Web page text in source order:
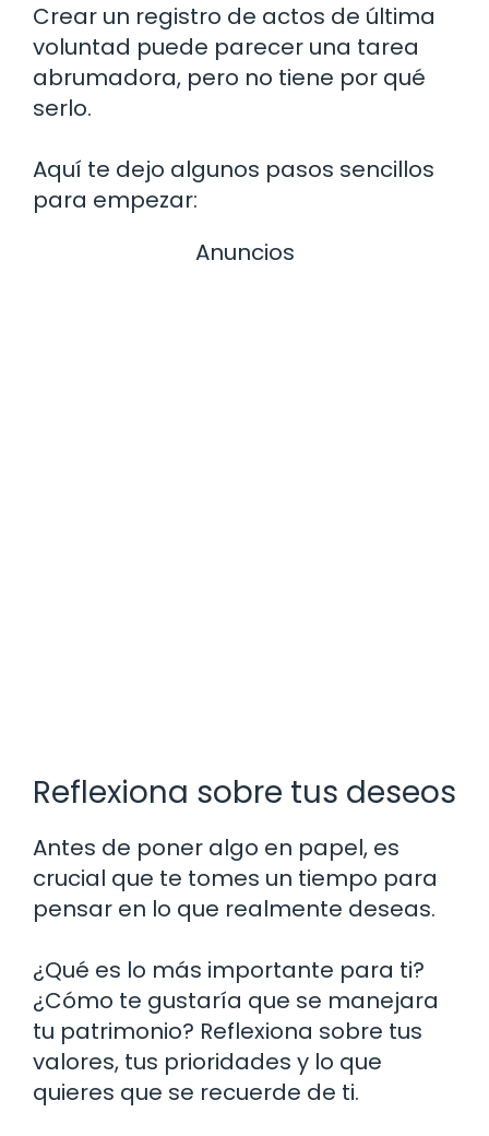
Crear un registro de actos de última
voluntad puede parecer una tarea
abrumadora, pero no tiene por qué
serlo.
Aquí te dejo algunos pasos sencillos
para empezar:
Anuncios
Reflexiona sobre tus deseos
Antes de poner algo en papel, es
crucial que te tomes un tiempo para
pensar en lo que realmente deseas.
¿Qué es lo más importante para ti?
¿Cómo te gustaría que se manejara
tu patrimonio? Reflexiona sobre tus
valores, tus prioridades y lo que
quieres que se recuerde de ti.